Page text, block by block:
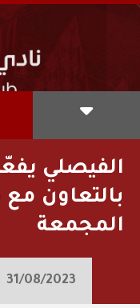
الفيصلي
بالتعاون
المجمعة
31/08/2023